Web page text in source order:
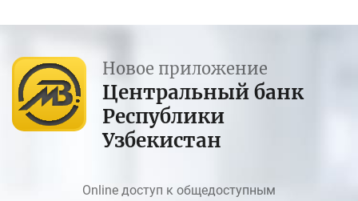
Новое приложение
Центральный банк
Республики
Узбекистан
Online доступ к общедоступным